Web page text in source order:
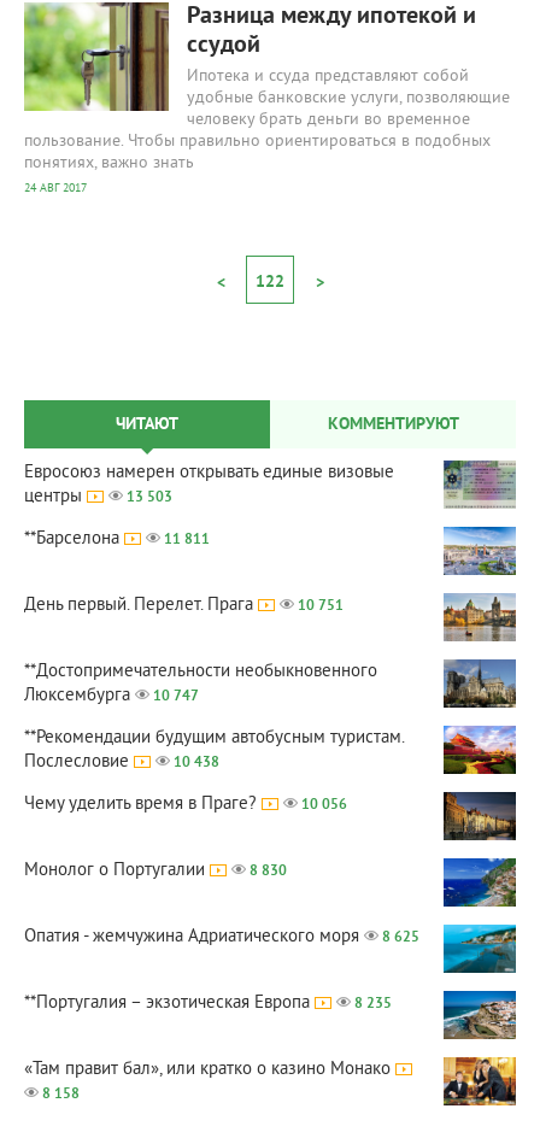
Разница между ипотекой и
ссудой
Ипотека и ссуда представляют собой
удобные банковские услуги, позволяющие
человеку брать деньги во временное
пользование. Чтобы правильно ориентироваться в подобных
понятиях, важно знать
24 АВГ 2017
< 122 >
ЧИТАЮТ КОММЕНТИРУЮТ
Евросоюз намерен открывать единые визовые
центры
13 503
**Барселона 11 811
День первый. Перелет. Прага 10 751
**Достопримечательности необыкновенного
Люксембурга
10 747
**Рекомендации будущим автобусным туристам.
Послесловие
10 438
Чему уделить время в Праге? 10 056
Монолог о Португалии 8 830
Опатия - жемчужина Адриатического моря 8 625
**Португалия – экзотическая Европа 8 235
«Там правит бал», или кратко о казино Монако
8 158